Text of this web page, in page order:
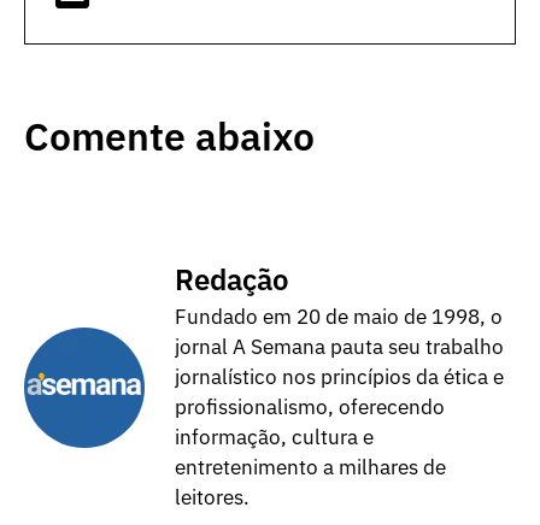
Comente abaixo
Redação
Fundado em 20 de maio de 1998, o
jornal A Semana pauta seu trabalho
jornalístico nos princípios da ética e
profissionalismo, oferecendo
informação, cultura e
entretenimento a milhares de
leitores.